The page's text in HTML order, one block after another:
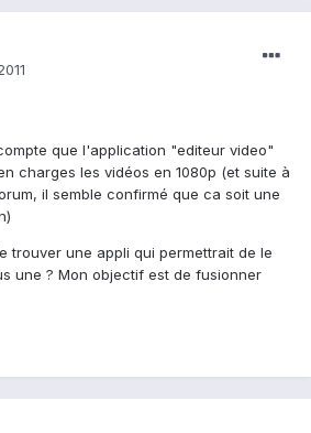
que l'application "editeur video"
charges les vidéos en 1080p (et suite à
il semble confirmé que ca soit une
trouver une appli qui permettrait de le
une ? Mon objectif est de fusionner